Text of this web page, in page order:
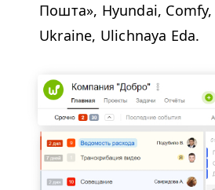
Пошта», Hyundai,
Ukraine, Ulichnaya Eda.